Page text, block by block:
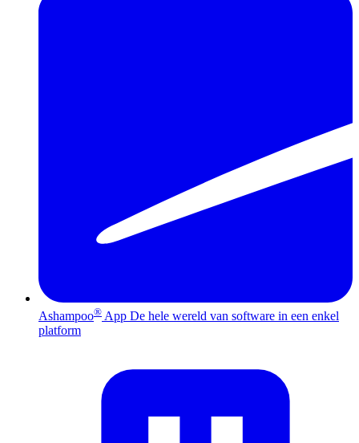
Ashampoo® App De hele wereld van software in een enkel
platform